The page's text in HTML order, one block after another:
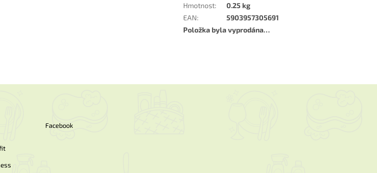
Hmotnost:
0.25 kg
EAN:
5903957305691
Položka byla vyprodána…
Facebook